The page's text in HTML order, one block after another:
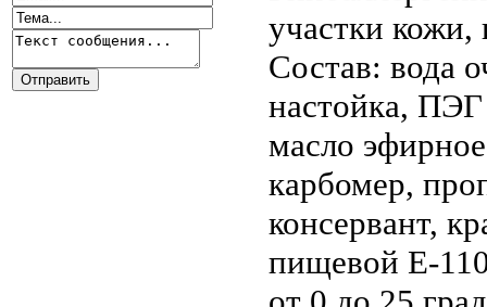
участки кожи,
Состав: вода
настойка,
масло
карбомер,
консервант,
пищевой Е-